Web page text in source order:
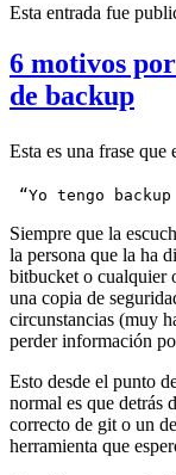
Esta entrada fue
6 motivos
de backup
Esta es una frase que
“Yo tengo
Siempre que la
la persona que la ha
bitbucket o cualquier
una copia de
circunstancias (muy
perder información
Esto desde el punto
normal es que detrás
correcto de git o un
herramienta que